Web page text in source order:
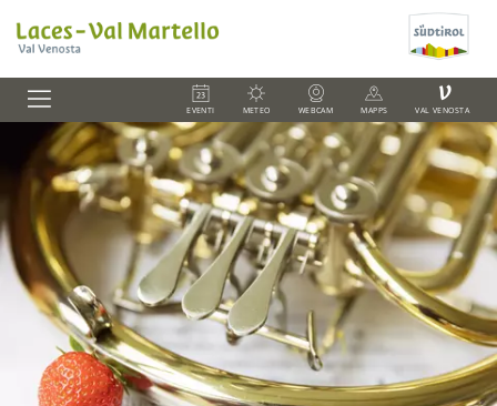
EVENTI METEO WEBCAM MAPPS
V
VAL VENOSTA